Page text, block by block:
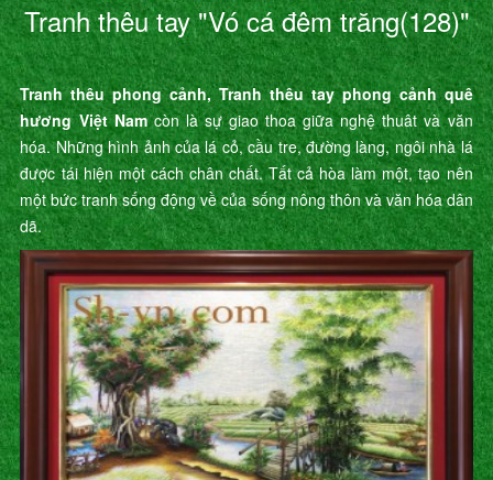
Tranh thêu tay "Vó cá đêm trăng(128)"
Tranh thêu phong cảnh, Tranh thêu tay phong cảnh quê
hương Việt Namcòn là sự giao thoa giữa nghệ thuât và văn
hóa. Những hình ảnh của lá cỏ, cầu tre, đường làng, ngôi nhà lá
được tái hiện một cách chân chất. Tất cả hòa làm một, tạo nên
một bức tranh sống động về của sống nông thôn và văn hóa dân
dã.